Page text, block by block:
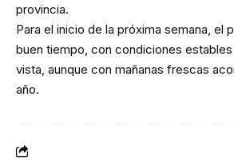
provincia.
Para el inicio de la próxima semana, el
buen tiempo, con condiciones estables
vista, aunque con mañanas frescas
año.